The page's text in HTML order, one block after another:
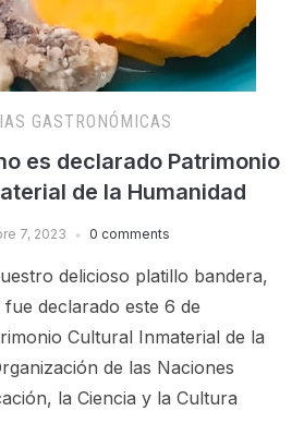
GASTRONÓMICAS
es declarado Patrimonio
de la Humanidad
7, 2023 0 comments
delicioso platillo bandera,
declarado este 6 de
Cultural Inmaterial de la
de las Naciones
la Ciencia y la Cultura